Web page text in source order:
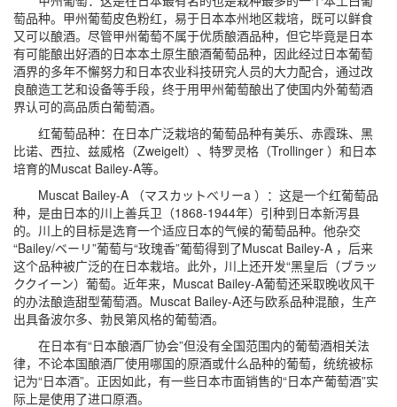
萄品种。甲州葡萄皮色粉红，易于日本本州地区栽培，既可以鲜食
又可以酿酒。尽管甲州葡萄不属于优质酿酒品种，但它毕竟是日本
有可能酿出好酒的日本本土原生酿酒葡萄品种，因此经过日本葡萄
酒界的多年不懈努力和日本农业科技研究人员的大力配合，通过改
良酿造工艺和设备等手段，终于用甲州葡萄酿出了使国内外葡萄酒
界认可的高品质白葡萄酒。
红葡萄品种：在日本广泛栽培的葡萄品种有美乐、赤霞珠、黑
比诺、西拉、兹威格（Zweigelt）、特罗灵格（Trollinger ）和日本
培育的Muscat Bailey-A等。
Muscat Bailey-A （マスカットべリーa ）：这是一个红葡萄品
种，是由日本的川上善兵卫（1868-1944年）引种到日本新泻县
的。川上的目标是选育一个适应日本的气候的葡萄品种。他杂交
“Bailey/ベーリ”葡萄与“玫瑰香”葡萄得到了Muscat Bailey-A ，后来
这个品种被广泛的在日本栽培。此外，川上还开发“黑皇后（ブラッ
ククイーン）葡萄。近年来，Muscat Bailey-A葡萄还采取晚收风干
的办法酿造甜型葡萄酒。Muscat Bailey-A还与欧系品种混酿，生产
出具备波尔多、勃艮第风格的葡萄酒。
在日本有“日本酿酒厂协会”但没有全国范围内的葡萄酒相关法
律，不论本国酿酒厂使用哪国的原酒或什么品种的葡萄，统统被标
记为“日本酒”。正因如此，有一些日本市面销售的“日本产葡萄酒”实
际上是使用了进口原酒。